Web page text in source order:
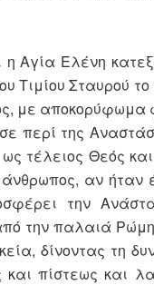
Αγία Ελένη
Τιμίου Σταυρού
με αποκορύφωμα
περί της
τέλειος Θεός
άνθρωπος, αν
την
την παλαιά
δίνοντας τη
και πίστεως